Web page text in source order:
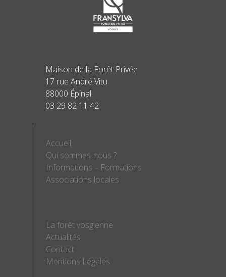
Maison de la Forêt Privée
17 rue André Vitu
88000 Épinal
03 29 82 11 42
Accueil
Qui sommes-nous ?
Informations – Formations
Associations locales
La forêt vosgienne
Actualités
Contact
Mentions Légales